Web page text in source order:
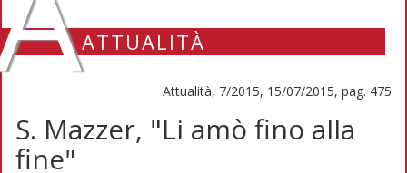
ATTUALITÀ
Attualità, 7/2015, 15/07/2015, pag. 475
S. Mazzer, "Li amò fino alla
fine"